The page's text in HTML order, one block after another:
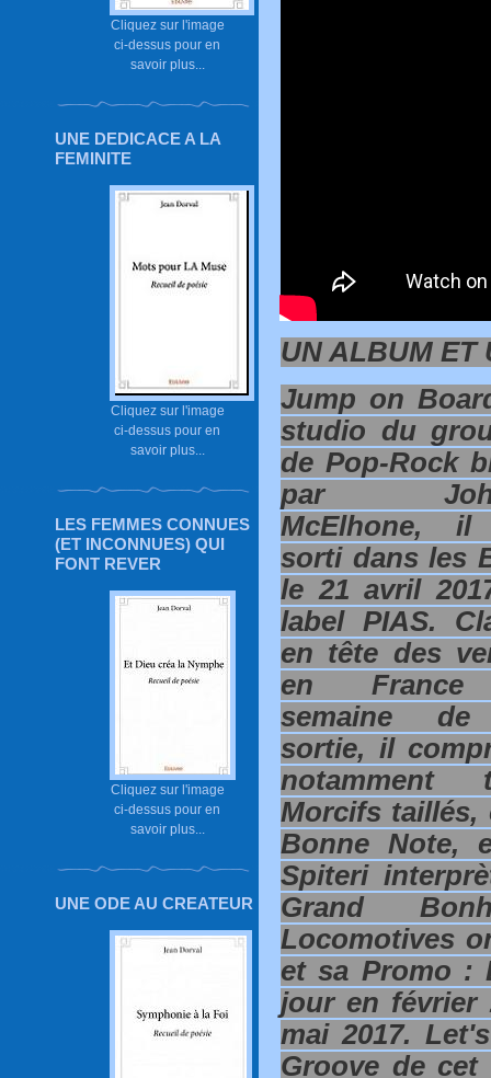
Cliquez sur l'image
ci-dessus pour en
savoir plus...
UNE DEDICACE A LA
FEMINITE
Cliquez sur l'image
ci-dessus pour en
savoir plus...
LES FEMMES CONNUES
(ET INCONNUES) QUI
FONT REVER
Cliquez sur l'image
ci-dessus pour en
savoir plus...
UNE ODE AU CREATEUR
UN ALBUM ET
Jump on
studio du
de Pop-Rock
par
McElhone,
sorti dans les
le 21 avril
label PIAS.
en tête des
en
semaine
sortie, il
notamment
Morcifs taillés,
Bonne Note,
Spiteri
Grand
Locomotives
et sa Promo :
jour en février
mai 2017.
Groove de cet